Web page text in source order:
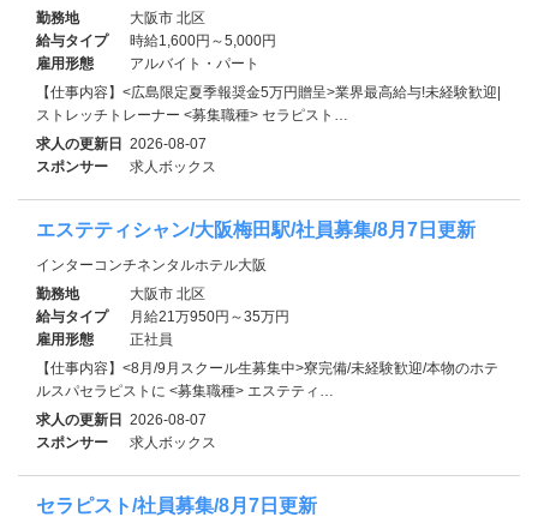
勤務地
大阪市 北区
給与タイプ
時給1,600円～5,000円
雇用形態
アルバイト・パート
【仕事内容】<広島限定夏季報奨金5万円贈呈>業界最高給与!未経験歓迎|
ストレッチトレーナー <募集職種> セラピスト…
求人の更新日 2026-08-07
スポンサー
求人ボックス
エステティシャン/大阪梅田駅/社員募集/8月7日更新
インターコンチネンタルホテル大阪
勤務地
大阪市 北区
給与タイプ
月給21万950円～35万円
雇用形態
正社員
【仕事内容】<8月/9月スクール生募集中>寮完備/未経験歓迎/本物のホテ
ルスパセラピストに <募集職種> エステティ…
求人の更新日 2026-08-07
スポンサー
求人ボックス
セラピスト/社員募集/8月7日更新